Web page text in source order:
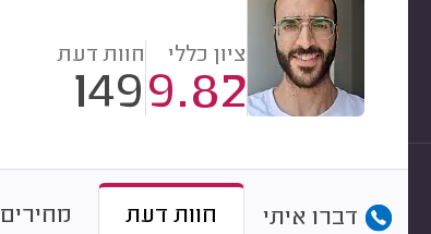
ציון כללי
9.82
חוות דעת
149
דברו איתי חוות דעת מחירים